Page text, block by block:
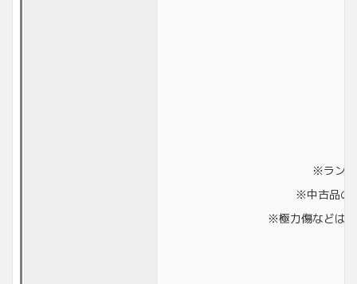
※ランク
※中古品の
※極力傷などは